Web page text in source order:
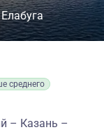
Елабуга
среднего
– Казань –